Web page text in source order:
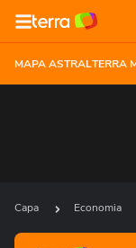
MAPA ASTRALTERRA
Capa Economia